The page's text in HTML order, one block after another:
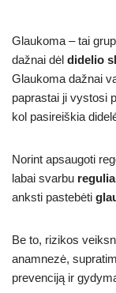
Glaukoma – tai
dažnai dėl didelio
Glaukoma dažnai
paprastai ji vystosi
kol pasireiškia
Norint apsaugoti
labai svarbu
anksti pastebėti
Be to, rizikos
anamnezė,
prevenciją ir